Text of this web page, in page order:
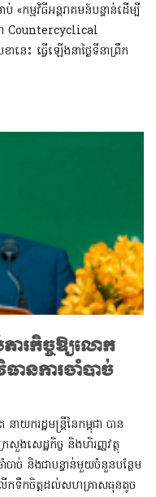
ម្មវិធីអន្តរាគមន៍បន្ទាន់ដើម្បី
ណ្ឌ Countercyclical
ះ ធ្វើឡើងនាថ្ងៃទីនាព្រឹក
រកិច្ចឱ្យលោក
ានការចាំបាច់
ករដ្ឋមន្ត្រីនៃកម្ពុជា បាន
រសួងសេដ្ឋកិច្ច និងហិរញ្ញវត្ថុ
បាច់ និងជាបន្ទាន់មួយចំនួនបន្ថែម
កទឹកចិត្តដល់សហគ្រាសធុនតូច